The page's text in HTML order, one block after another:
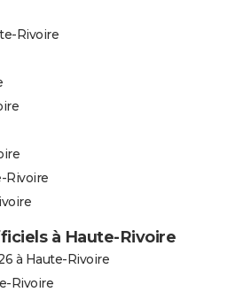
Rivoire
Rivoire
à Haute-Rivoire
à Haute-Rivoire
Rivoire